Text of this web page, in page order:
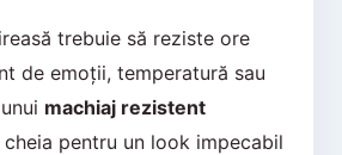
trebuie să reziste ore
de emoții, temperatură sau
machiaj rezistent
pentru un look impecabil